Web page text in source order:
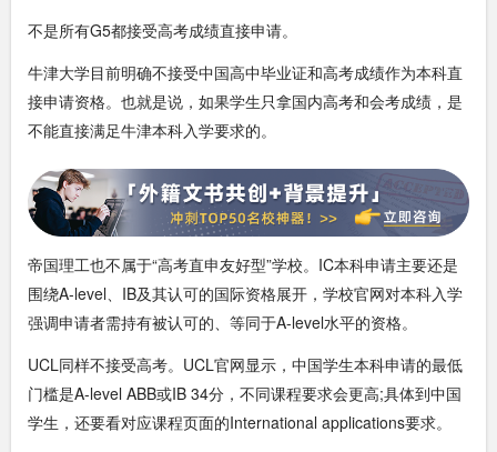
不是所有G5都接受高考成绩直接申请。
牛津大学目前明确不接受中国高中毕业证和高考成绩作为本科直
接申请资格。也就是说，如果学生只拿国内高考和会考成绩，是
不能直接满足牛津本科入学要求的。
帝国理工也不属于“高考直申友好型”学校。IC本科申请主要还是
围绕A-level、IB及其认可的国际资格展开，学校官网对本科入学
强调申请者需持有被认可的、等同于A-level水平的资格。
UCL同样不接受高考。UCL官网显示，中国学生本科申请的最低
门槛是A-level ABB或IB 34分，不同课程要求会更高;具体到中国
学生，还要看对应课程页面的International applications要求。